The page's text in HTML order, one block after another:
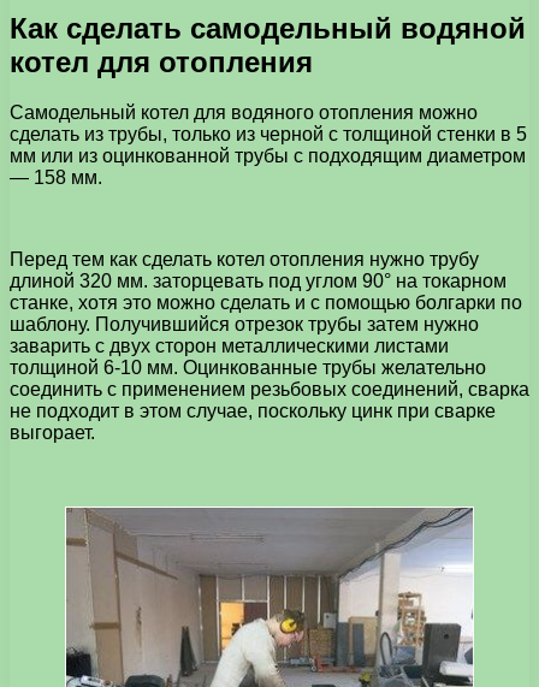
Как сделать самодельный водяной
котел для отопления
Самодельный котел для водяного отопления можно
сделать из трубы, только из черной с толщиной стенки в 5
мм или из оцинкованной трубы с подходящим диаметром
— 158 мм.
Перед тем как сделать котел отопления нужно трубу
длиной 320 мм. заторцевать под углом 90° на токарном
станке, хотя это можно сделать и с помощью болгарки по
шаблону. Получившийся отрезок трубы затем нужно
заварить с двух сторон металлическими листами
толщиной 6-10 мм. Оцинкованные трубы желательно
соединить с применением резьбовых соединений, сварка
не подходит в этом случае, поскольку цинк при сварке
выгорает.